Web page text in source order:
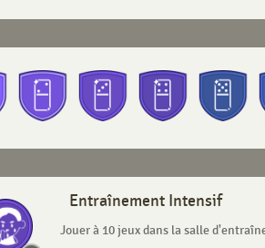
Entraînement Intensif
Jouer à 10 jeux dans la salle